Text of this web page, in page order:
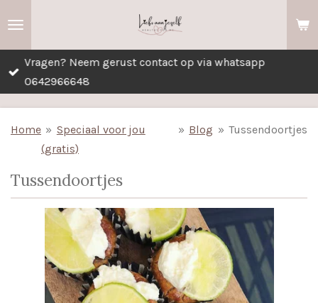
de
hoofdinhoud
Vragen? Neem gerust contact op via whatsapp
0642966648
Home » Speciaal voor jou
(gratis)
» Blog » Tussendoortjes
Tussendoortjes